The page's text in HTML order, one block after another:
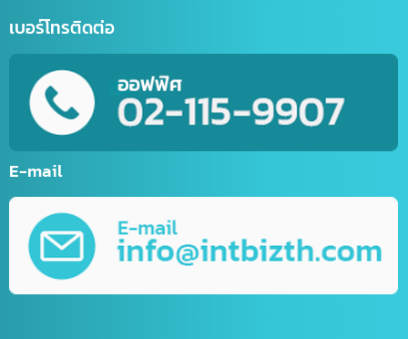
网站开发
各类网络营销（Online Marketing）第一名
平面设计服务
视频编辑服务
IT业务咨询服务、营销
เบอร์โทรติดต่อ